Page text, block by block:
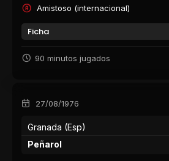
Amistoso (internacional)
Ficha
90 minutos jugados
27/08/1976
Granada (Esp)
Peñarol